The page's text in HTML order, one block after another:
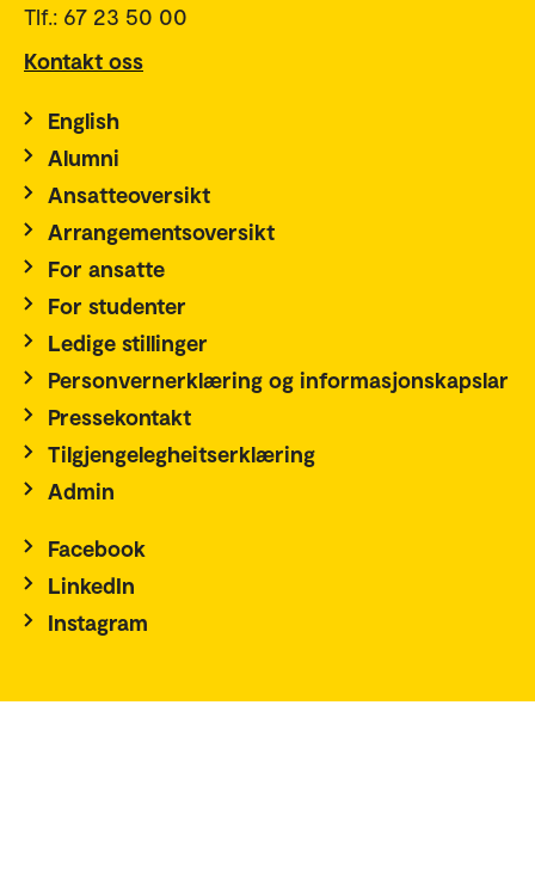
Tlf.: 67 23 50 00
Kontakt oss
English
Alumni
Ansatteoversikt
Arrangementsoversikt
For ansatte
For studenter
Ledige stillinger
Personvernerklæring og informasjonskapslar
Pressekontakt
Tilgjengelegheitserklæring
Admin
Facebook
LinkedIn
Instagram